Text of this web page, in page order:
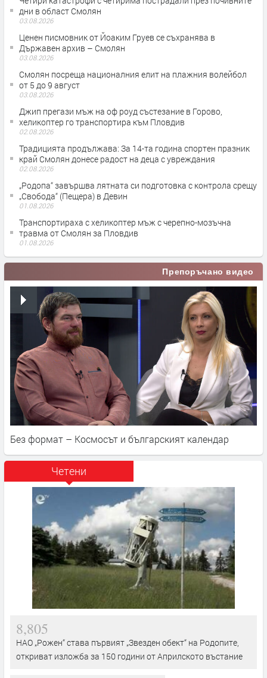
дни в област Смолян
03.08.2026
Ценен писмовник от Йоаким Груев се съхранява в
Държавен архив – Смолян
03.08.2026
Смолян посреща националния елит на плажния волейбол
от 5 до 9 август
03.08.2026
Джип прегази мъж на оф роуд състезание в Горово,
хеликоптер го транспортира към Пловдив
02.08.2026
Традицията продължава: За 14-та година спортен празник
край Смолян донесе радост на деца с увреждания
02.08.2026
„Родопа“ завършва лятната си подготовка с контрола срещу
„Свобода“ (Пещера) в Девин
01.08.2026
Транспортираха с хеликоптер мъж с черепно-мозъчна
травма от Смолян за Пловдив
01.08.2026
Препоръчано видео
Без формат – Космосът и българският календар
Четени
8,805
НАО „Рожен“ става първият „Звезден обект“ на Родопите,
откриват изложба за 150 години от Априлското въстание